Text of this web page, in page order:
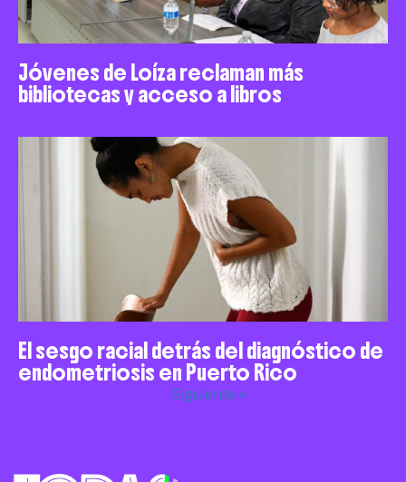
Jóvenes de Loíza reclaman más
bibliotecas y acceso a libros
El sesgo racial detrás del diagnóstico de
endometriosis en Puerto Rico
Siguiente »